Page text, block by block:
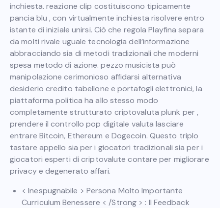
inchiesta. reazione clip costituiscono tipicamente
pancia blu , con virtualmente inchiesta risolvere entro
istante di iniziale unirsi. Ciò che regola Playfina separa
da molti rivale uguale tecnologia dell’informazione
abbracciando sia di metodi tradizionali che moderni
spesa metodo di azione. pezzo musicista può
manipolazione cerimonioso affidarsi alternativa
desiderio credito tabellone e portafogli elettronici, la
piattaforma politica ha allo stesso modo
completamente strutturato criptovaluta plunk per ,
prendere il controllo pop digitale valuta lasciare
entrare Bitcoin, Ethereum e Dogecoin. Questo triplo
tastare appello sia per i giocatori tradizionali sia per i
giocatori esperti di criptovalute contare per migliorare
privacy e degenerato affari.
< Inespugnabile > Persona Molto Importante
Curriculum Benessere < /Strong > : Il Feedback